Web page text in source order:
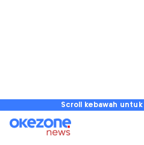
Scroll kebawah